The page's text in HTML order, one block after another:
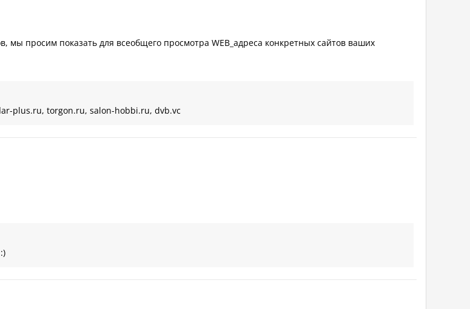
мы просим показать для всеобщего просмотра WEB_адреса конкретных сайтов ваших
plus.ru, torgon.ru, salon-hobbi.ru, dvb.vc